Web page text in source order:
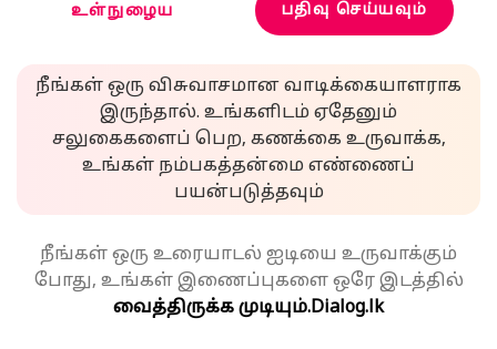
உள்நுழைய பதிவு செய்யவும்
நீங்கள் ஒரு விசுவாசமான வாடிக்கையாளராக
இருந்தால். உங்களிடம் ஏதேனும்
சலுகைகளைப் பெற, கணக்கை உருவாக்க,
உங்கள் நம்பகத்தன்மை எண்ணைப்
பயன்படுத்தவும்
நீங்கள் ஒரு உரையாடல் ஐடியை உருவாக்கும்
போது, உங்கள் இணைப்புகளை ஒரே இடத்தில்
வைத்திருக்க முடியும்.Dialog.lk